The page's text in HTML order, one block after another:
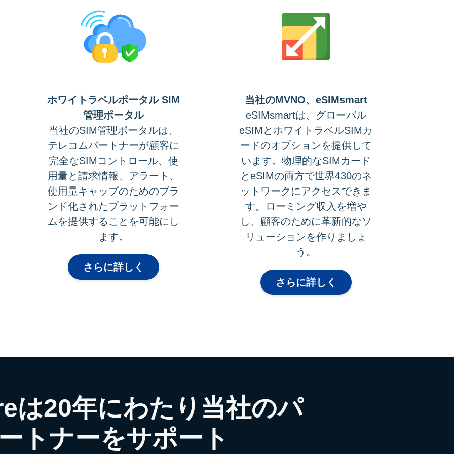
ホワイトラベルポータル SIM
管理ポータル
当社のSIM管理ポータルは、
テレコムパートナーが顧客に
完全なSIMコントロール、使
用量と請求情報、アラート、
使用量キャップのためのブラ
ンド化されたプラットフォー
ムを提供することを可能にし
ます。
さらに詳しく
当社のMVNO、eSIMsmart
eSIMsmartは、グローバル
eSIMとホワイトラベルSIMカ
ードのオプションを提供して
います。物理的なSIMカード
とeSIMの両方で世界430のネ
ットワークにアクセスできま
す。ローミング収入を増や
し、顧客のために革新的なソ
リューションを作りましょ
う。
さらに詳しく
は20年にわたり当社のパ
トナーをサポート